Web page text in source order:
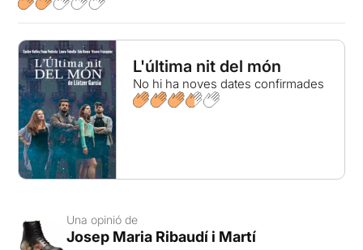
L'última nit del món
No hi ha noves dates confirmades
Una opinió de
Josep Maria Ribaudí i Martí